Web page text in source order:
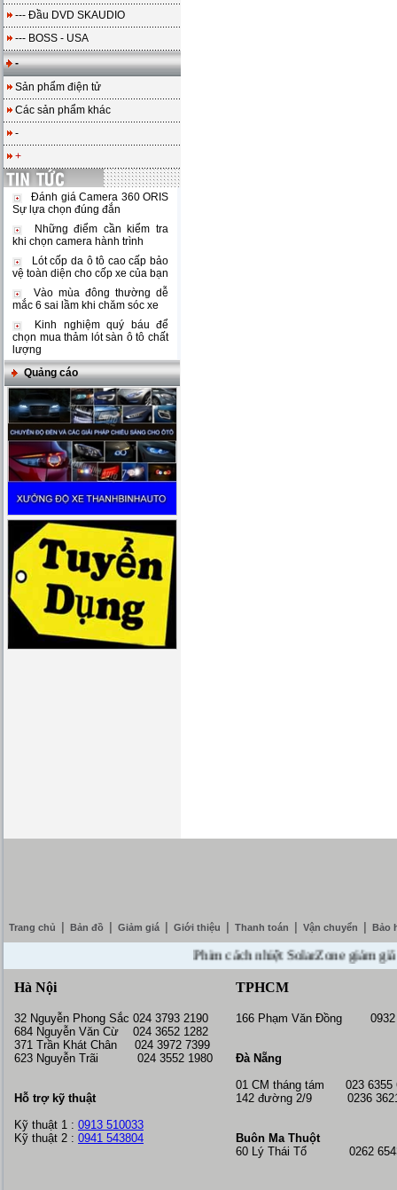
--- Đầu DVD SKAUDIO
--- BOSS - USA
-
Sản phẩm điện tử
Các sản phẩm khác
-
+
Đánh giá Camera 360 ORIS
Sự lựa chọn đúng đắn
Những điểm cần kiểm tra
khi chọn camera hành trình
Lót cốp da ô tô cao cấp bảo
vệ toàn diện cho cốp xe của bạn
Vào mùa đông thường dễ
mắc 6 sai lầm khi chăm sóc xe
Kinh nghiệm quý báu để
chọn mua thảm lót sàn ô tô chất
lượng
Quảng cáo
Trang chủ Bản đồ Giảm giá Giới thiệu Thanh toán Vận chuyển Bảo
Phim cách nhiệt SolarZone giảm giá
Hà Nội
32 Nguyễn Phong Sắc 024 3793 2190
684 Nguyễn Văn Cừ 024 3652 1282
371 Trần Khát Chân 024 3972 7399
623 Nguyễn Trãi 024 3552 1980
Hỗ trợ kỹ thuật
Kỹ thuật 1 : 0913 510033
Kỹ thuật 2 : 0941 543804
TPHCM
166 Phạm Văn Đồng 0932
Đà Nẵng
01 CM tháng tám 023 6355
142 đường 2/9 0236
Buôn Ma Thuột
60 Lý Thái Tổ 0262